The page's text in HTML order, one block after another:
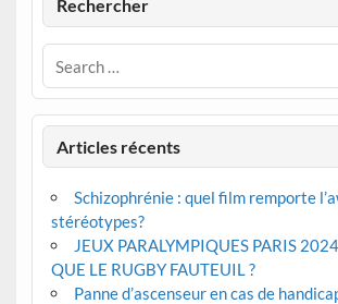
Rechercher
Articles récents
Schizophrénie : quel film remporte
stéréotypes?
JEUX PARALYMPIQUES PARIS
QUE LE RUGBY FAUTEUIL ?
Panne d’ascenseur en cas de